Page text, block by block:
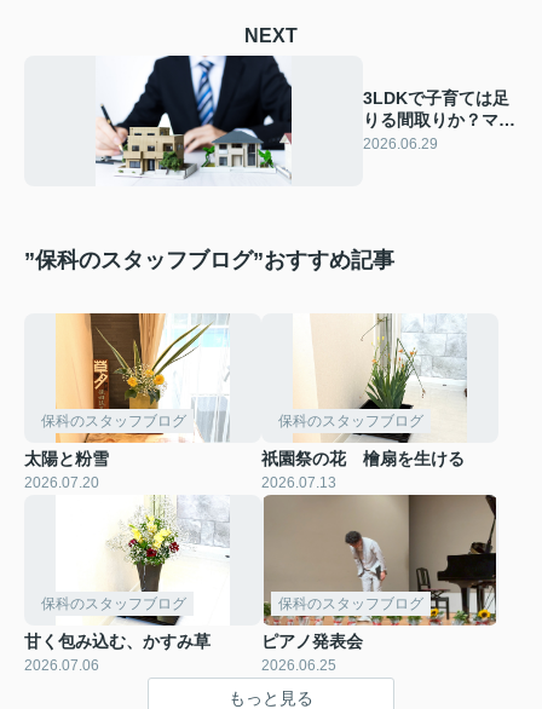
NEXT
3LDKで子育ては足
りる間取りか？マン
ションの使い方と将
2026.06.29
”保科のスタッフブログ”おすすめ記事
保科のスタッフブログ
太陽と粉雪
2026.07.20
保科のスタッフブログ
祇園祭の花 檜扇を生ける
2026.07.13
保科のスタッフブログ
甘く包み込む、かすみ草
2026.07.06
保科のスタッフブログ
ピアノ発表会
2026.06.25
もっと見る